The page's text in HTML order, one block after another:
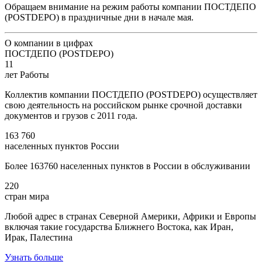
Обращаем внимание на режим работы компании ПОСТДЕПО
(POSTDEPO) в праздничные дни в начале мая.
О компании в цифрах
ПОСТДЕПО (POSTDEPO)
11
лет Работы
Коллектив компании ПОСТДЕПО (POSTDEPO) осуществляет
свою деятельность на российском рынке срочной доставки
документов и грузов с 2011 года.
163 760
населенных пунктов России
Более 163760 населенных пунктов в России в обслуживании
220
стран мира
Любой адрес в странах Северной Америки, Африки и Европы
включая такие государства Ближнего Востока, как Иран,
Ирак, Палестина
Узнать больше